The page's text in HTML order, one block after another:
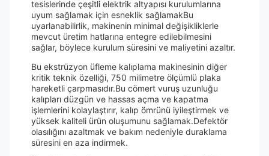
tesislerinde çeşitli elektrik altyapısı kurulumlarına
uyum sağlamak için esneklik sağlamakBu
uyarlanabilirlik, makinenin minimal değişikliklerle
mevcut üretim hatlarına entegre edilebilmesini
sağlar, böylece kurulum süresini ve maliyetini azaltır.
Bu ekstrüzyon üfleme kalıplama makinesinin diğer
kritik teknik özelliği, 750 milimetre ölçümlü plaka
hareketli çarpmasıdır.Bu cömert vuruş uzunluğu
kalıpları düzgün ve hassas açma ve kapatma
işlemlerini kolaylaştırır, kalıp ömrünü iyileştirmek ve
yüksek kaliteli ürün oluşumunu sağlamak.Defektör
olasılığını azaltmak ve bakım nedeniyle duraklama
süresini en aza indirmek.